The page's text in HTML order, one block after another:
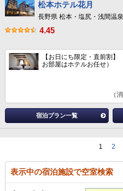
松本ホテル花月
長野県 松本・塩尻・浅間温
4.45
【お日にち限定・直前割
お部屋はホテルお任せ）
（
宿泊プラン一覧
1 2
表示中の宿泊施設で空室検索